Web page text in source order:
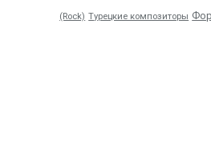
(Rock) Турецкие композиторы